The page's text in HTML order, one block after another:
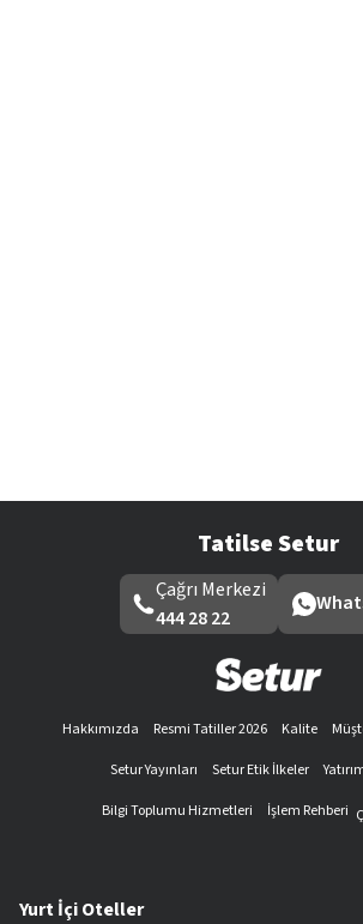
Tatilse Setur
Çağrı Merkezi
444 28 22
Hakkımızda Resmi Tatiller 2026 Kalite
Setur Yayınları
Setur Etik İlkeler
Bilgi Toplumu Hizmetleri
İşlem Rehberi
Yurt İçi Oteller